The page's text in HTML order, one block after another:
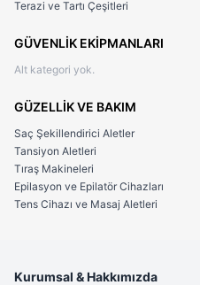
Terazi ve Tartı Çeşitleri
GÜVENLİK EKİPMANLARI
Alt kategori yok.
GÜZELLİK VE BAKIM
Saç Şekillendirici Aletler
Tansiyon Aletleri
Tıraş Makineleri
Epilasyon ve Epilatör Cihazları
Tens Cihazı ve Masaj Aletleri
Kurumsal & Hakkımızda